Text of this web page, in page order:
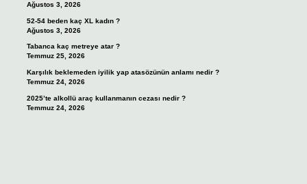
Ağustos 3, 2026
52-54 beden kaç XL kadın ?
Ağustos 3, 2026
Tabanca kaç metreye atar ?
Temmuz 25, 2026
Karşılık beklemeden iyilik yap atasözünün anlamı nedir ?
Temmuz 24, 2026
2025’te alkollü araç kullanmanın cezası nedir ?
Temmuz 24, 2026